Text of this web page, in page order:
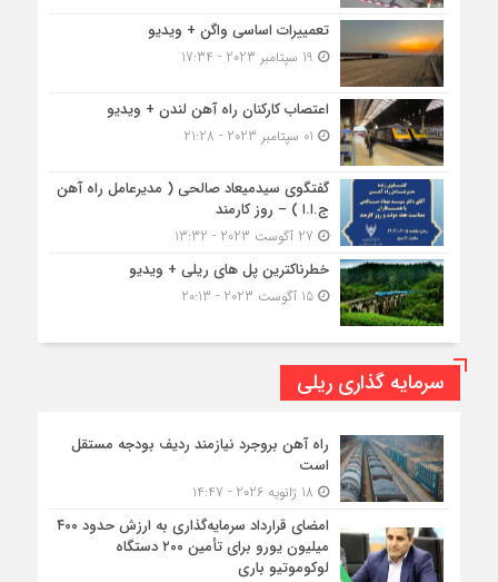
تعمییرات اساسی واگن + ویدیو
اعتصاب کارکنان راه آهن لندن + ویدیو
گفتگوی سیدمیعاد صالحی ( مدیرعامل راه آهن
ج.ا.ا ) – روز کارمند
خطرناکترین پل های ریلی + ویدیو
15 آگوست 2023 - 20:13
سرمایه گذاری ریلی
راه آهن بروجرد نیازمند ردیف بودجه مستقل
است
امضای قرارداد سرمایه‌گذاری به ارزش حدود ۴۰۰
میلیون یورو برای تأمین ۲۰۰ دستگاه
لوکوموتیو باری